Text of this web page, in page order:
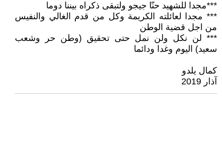
***مجدا للشهيد حنّا جيجو ولتبقى ذكراه بيننا دوما
*** مجدا لعائلته الكريمة وكل من قدم الغالي والنفيس
من اجل قضية الوطن
*** لن نكل ولن نمل حتى تحقيق (وطن حر وشعب
سعيد) اليوم وغدا ودائما
كمال يلدو
آذار 2019